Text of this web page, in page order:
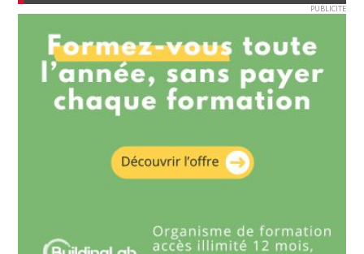
PUBLICITE